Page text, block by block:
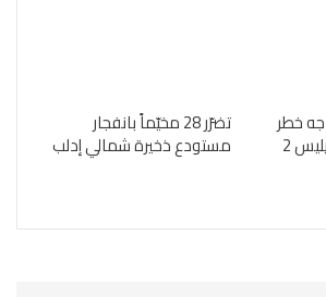
خطر
2
تضرّر 28 مخيّماً بانفجار
مستودع ذخيرة شمالي إدلب